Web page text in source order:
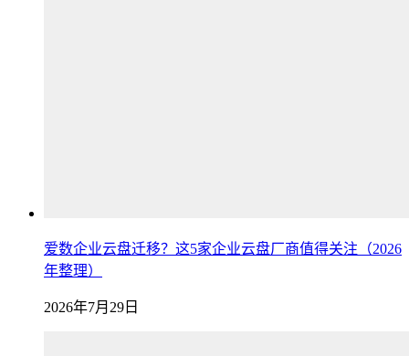
爱数企业云盘迁移？这5家企业云盘厂商值得关注（2026
年整理）
2026年7月29日